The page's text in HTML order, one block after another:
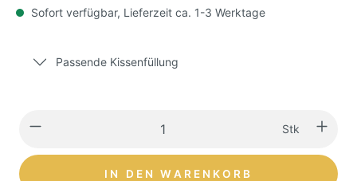
Sofort verfügbar, Lieferzeit ca. 1-3 Werktage
Passende Kissenfüllung
Stk
IN DEN WARENKORB